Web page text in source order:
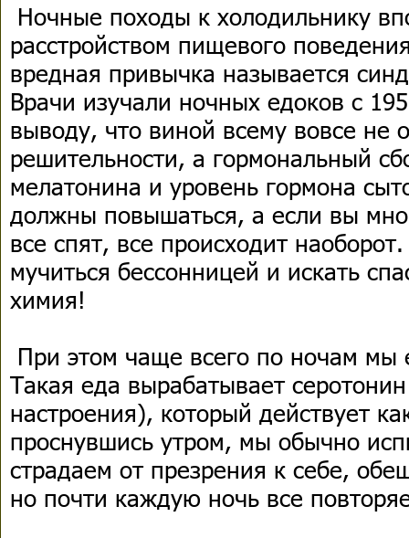
Ночные походы к холодильнику
расстройством пищевого
вредная привычка называется
Врачи изучали ночных едоков с
выводу, что виной всему вовсе не
решительности, а гормональный
мелатонина и уровень гормона
должны повышаться, а если вы
все спят, все происходит
мучиться бессонницей и искать
химия!
При этом чаще всего по ночам мы
Такая еда вырабатывает
настроения), который действует
проснувшись утром, мы обычно
страдаем от презрения к себе,
но почти каждую ночь все